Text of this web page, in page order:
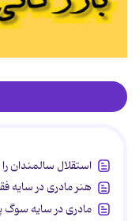
استقلال سالمندان
هنر مادری در سایه‌
مادری در سایه سوگ